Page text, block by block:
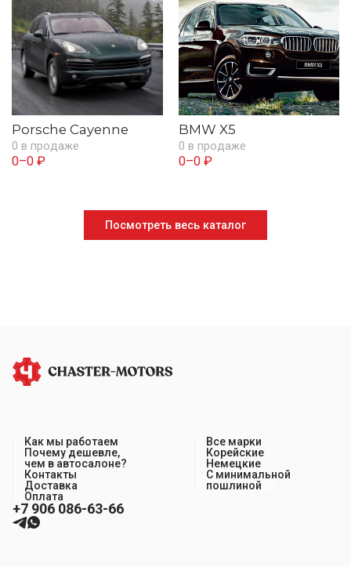
Porsche Cayenne
0 в продаже
0–0 ₽
BMW X5
0 в продаже
0–0 ₽
Посмотреть весь каталог
Как мы работаем
Почему дешевле,
чем в автосалоне?
Контакты
Доставка
Оплата
Все марки
Корейские
Немецкие
С минимальной
пошлиной
+7 906 086-63-66